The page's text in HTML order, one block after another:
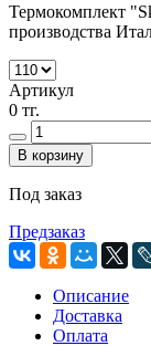
Термокомплект
производства
Артикул
0 тг.
В корзину
Под заказ
Предзаказ
Описание
Доставка
Оплата